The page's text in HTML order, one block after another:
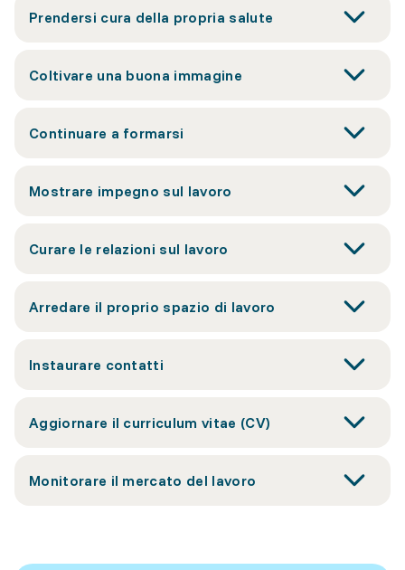
Prendersi cura della propria salute
Coltivare una buona immagine
Continuare a formarsi
Mostrare impegno sul lavoro
Curare le relazioni sul lavoro
Arredare il proprio spazio di lavoro
Instaurare contatti
Aggiornare il curriculum vitae (CV)
Monitorare il mercato del lavoro